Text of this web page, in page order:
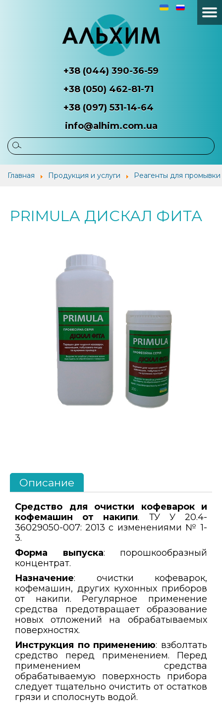
+38 (044) 390-36-59
+38 (050) 462-81-71
+38 (097) 531-14-64
info@alhim.com.ua
Главная О
компании
Продукция
и услуги
Главная Продукция и услуги Реагенты для
PRIMULA ДИСКАЛ ФИТА
Описание
Средство для очистки кофеварок и
кофемашин от накипи. ТУ У 20.4-
36029050-007: 2013 с изменениями № 1-
3.
Форма выпуска: порошкообразный
концентрат.
Назначение: очистки кофеварок,
кофемашин, других кухонных приборов
от накипи. Регулярное применение
средства предотвращает образование
новых отложений на обрабатываемых
поверхностях.
Инструкция по применению: взболтать
средство перед применением. Перед
применением средства
обрабатываемую поверхность прибора
следует тщательно очистить от остатков
грязи и сполоснуть водой.